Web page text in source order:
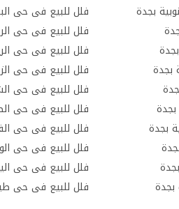
بجدة
بجدة
بجدة
فلل للبيع فى حى
فلل للبيع فى حى
فلل للبيع فى حى
فلل للبيع فى حى
فلل للبيع فى حى
فلل للبيع فى حى
فلل للبيع فى حى
فلل للبيع فى حى
فلل للبيع فى حى
فلل للبيع فى حى